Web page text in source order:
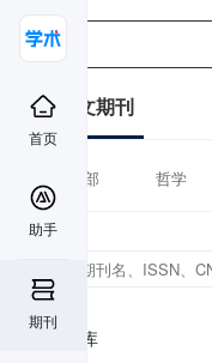
首页
助手
期刊
中文期刊
全部 哲学
数据库